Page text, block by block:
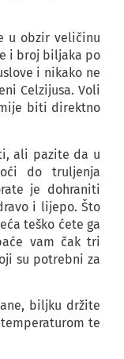
u obzir veličinu
i broj biljaka po
i nikako ne
Celzijusa. Voli
biti direktno
ali pazite da u
do truljenja
je dohraniti
i lijepo. Što
teško ćete ga
vam čak tri
su potrebni za
biljku držite
te